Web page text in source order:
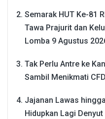
Semarak HUT Ke-81
Tawa Prajurit dan
Lomba 9 Agustus
Tak Perlu Antre ke
Sambil Menikmati CFD
Jajanan Lawas
Hidupkan Lagi